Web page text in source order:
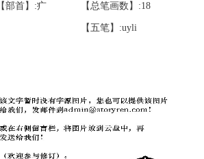
【部首】:疒 【总笔画数】:18
【五笔】:uyli